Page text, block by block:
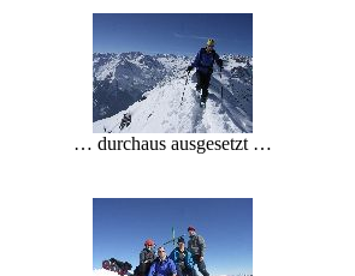
… durchaus ausgesetzt …